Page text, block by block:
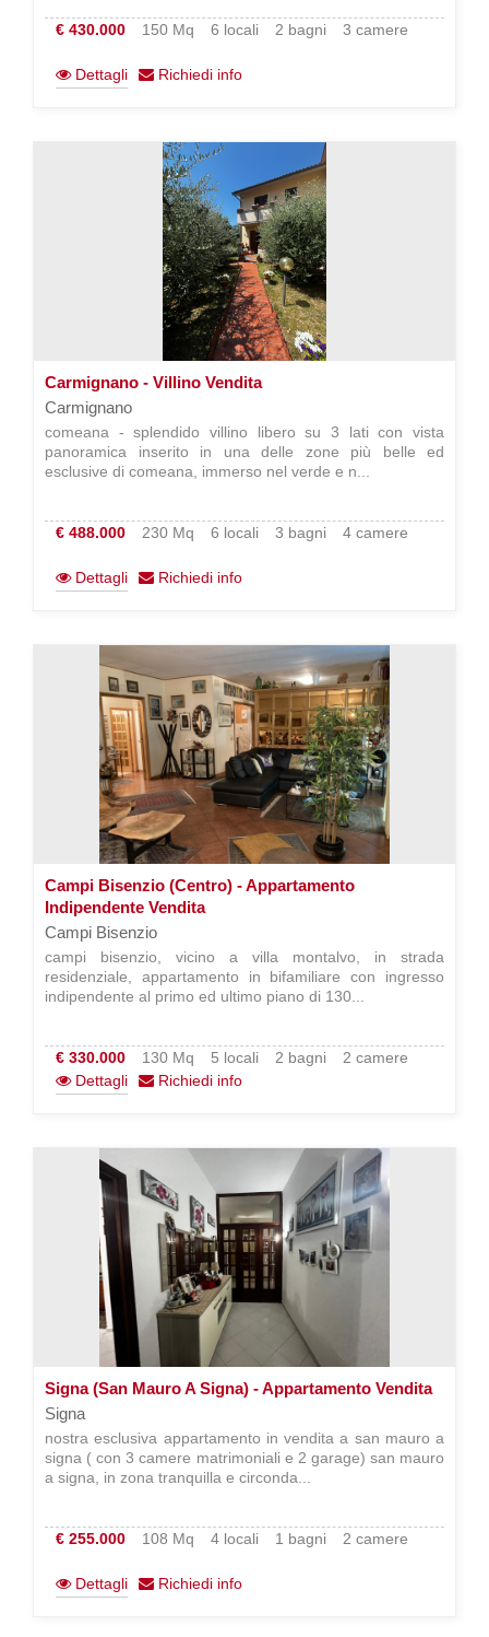
€ 430.000 150 Mq 6 locali 2 bagni 3 camere
Dettagli Richiedi info
Carmignano - Villino Vendita
Carmignano
comeana - splendido villino libero su 3 lati con vista
panoramica inserito in una delle zone più belle ed
esclusive di comeana, immerso nel verde e n...
€ 488.000 230 Mq 6 locali 3 bagni 4 camere
Dettagli Richiedi info
Campi Bisenzio (Centro) - Appartamento
Indipendente Vendita
Campi Bisenzio
campi bisenzio, vicino a villa montalvo, in strada
residenziale, appartamento in bifamiliare con ingresso
indipendente al primo ed ultimo piano di 130...
€ 330.000 130 Mq 5 locali 2 bagni
2 camere
Dettagli
Richiedi info
Signa (San Mauro A Signa) - Appartamento Vendita
Signa
nostra esclusiva appartamento in vendita a san mauro a
signa ( con 3 camere matrimoniali e 2 garage) san mauro
a signa, in zona tranquilla e circonda...
€ 255.000 108 Mq 4 locali 1 bagni 2 camere
Dettagli Richiedi info